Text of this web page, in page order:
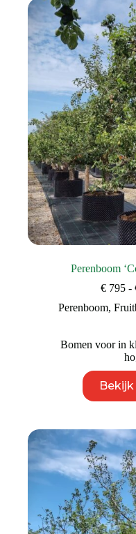
Perenboom
€795 -
Perenboom,
Bomen voor in